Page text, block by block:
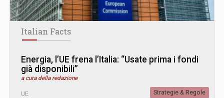
Italian Facts
Energia, l’UE frena l’Italia: “Usate prima i fondi
già disponibili”
a cura della redazione
UE Strategie & Regole